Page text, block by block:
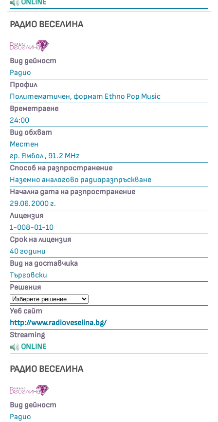
ONLINE
РАДИО ВЕСЕЛИНА
Вид дейност
Радио
Профил
Политематичен, формат Ethno Pop Music
Времетраене
24:00
Вид обхват
Местен
гр. Ямбол , 91.2 MHz
Способ на разпространение
Наземно аналогово радиоразпръскване
Начална дата на разпространение
29.06.2000 г.
Лицензия
1-008-01-10
Срок на лицензия
40 години
Вид на доставчика
Търговски
Решения
Уеб сайт
http://www.radioveselina.bg/
Streaming
ONLINE
РАДИО ВЕСЕЛИНА
Вид дейност
Радио